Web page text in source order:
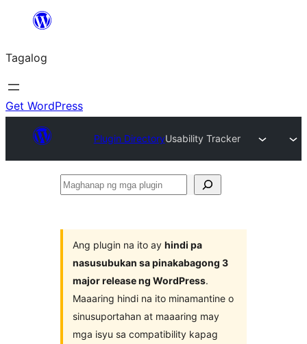
Lumaktaw
sa
content
Tagalog
Get WordPress
Plugin DirectoryUsability Tracker
Maghanap
plugin
Ang plugin na ito ay hindi pa
nasusubukan sa pinakabagong 3
major release ng WordPress.
Maaaring hindi na ito minamantine o
sinusuportahan at maaaring may
mga isyu sa compatibility kapag